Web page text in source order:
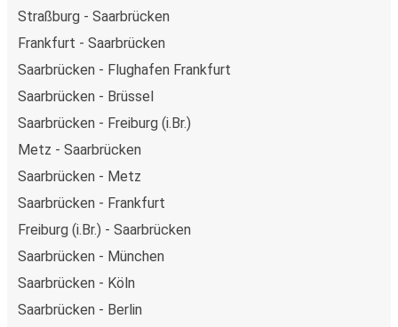
Straßburg - Saarbrücken
Frankfurt - Saarbrücken
Saarbrücken - Flughafen Frankfurt
Saarbrücken - Brüssel
Saarbrücken - Freiburg (i.Br.)
Metz - Saarbrücken
Saarbrücken - Metz
Saarbrücken - Frankfurt
Freiburg (i.Br.) - Saarbrücken
Saarbrücken - München
Saarbrücken - Köln
Saarbrücken - Berlin